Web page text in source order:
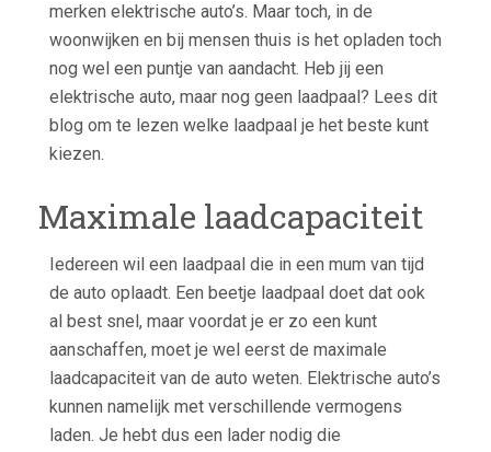
merken elektrische auto’s. Maar toch, in de
woonwijken en bij mensen thuis is het opladen toch
nog wel een puntje van aandacht. Heb jij een
elektrische auto, maar nog geen laadpaal? Lees dit
blog om te lezen welke laadpaal je het beste kunt
kiezen.
Maximale laadcapaciteit
Iedereen wil een laadpaal die in een mum van tijd
de auto oplaadt. Een beetje laadpaal doet dat ook
al best snel, maar voordat je er zo een kunt
aanschaffen, moet je wel eerst de maximale
laadcapaciteit van de auto weten. Elektrische auto’s
kunnen namelijk met verschillende vermogens
laden. Je hebt dus een lader nodig die